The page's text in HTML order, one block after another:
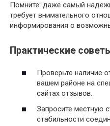
Помните: даже самый
требует внимательного
информирования о
Практические
Проверьте наличие
вашем районе на
сайтах отзывов.
Запросите местную
стабильности